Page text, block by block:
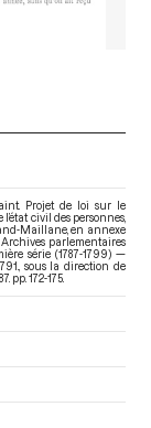
Projet de loi sur le
civil des personnes,
Maillane, en annexe
Archives parlementaires
série (1787-1799) —
, sous la direction de
pp. 172-175.